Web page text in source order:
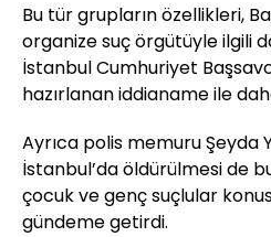
Bu tür grupların özellikleri,
organize suç örgütüyle ilgili
İstanbul Cumhuriyet
hazırlanan iddianame ile
Ayrıca polis memuru Şeyda
İstanbul’da öldürülmesi de
çocuk ve genç suçlular
gündeme getirdi.